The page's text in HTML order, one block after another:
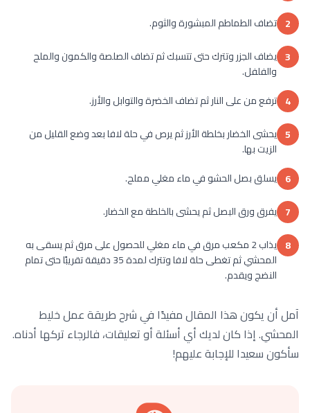
2 تضاف الطماطم المبشورة والثوم.
3 يضاف الجزر وتترك حتى تتسبك ثم تضاف الصلصة والكمون والملح
والفلفل.
4 ترفع من على النار ثم تضاف الخضرة والتوابل والأرز.
5 يحشى الخضار بخلطة الأرز ثم يرص في حلة لافا بعد وضع القليل من
الزيت بها.
6 يسلق بصل الحشو في ماء مغلي مملح.
7 يفرق ورق البصل ثم يحشى بالخلطة مع الخضار.
8
يذاب 2 مكعب مرق في ماء مغلي للحصول على مرق ثم يسقى به
المحشي ثم تغطى حلة لافا وتترك لمدة 35 دقيقة تقريبًا حتى تمام
النضج ويقدم.
آمل أن يكون هذا المقال مفيدًا في شرح طريقة عمل خليط
المحشي. إذا كان لديك أي أسئلة أو تعليقات، فالرجاء تركها أدناه.
سأكون سعيدا للإجابة عليهم!